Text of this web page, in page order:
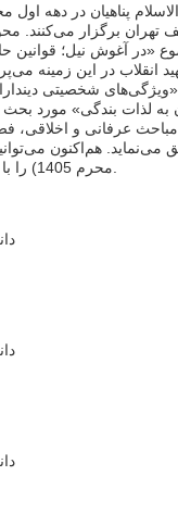
تهران برگزار می‌کنند.
«در آغوش نیل؛ قوانین
انقلاب در این زمینه
«ویژگی‌های شخصیتی
به لذات بندگی» مورد بحث
عرفانی و اخلاقی،
می‌نماید. هم‌اکنون
محرم 1405) را با لینک مستقیم از سایت یاس دانلود دریافت نمایید.